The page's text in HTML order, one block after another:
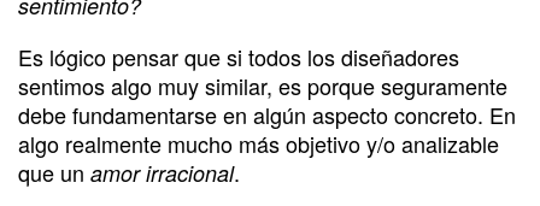
Es lógico pensar que si todos los diseñadores
sentimos algo muy similar, es porque seguramente
debe fundamentarse en algún aspecto concreto. En
algo realmente mucho más objetivo y/o analizable
que un amor irracional.